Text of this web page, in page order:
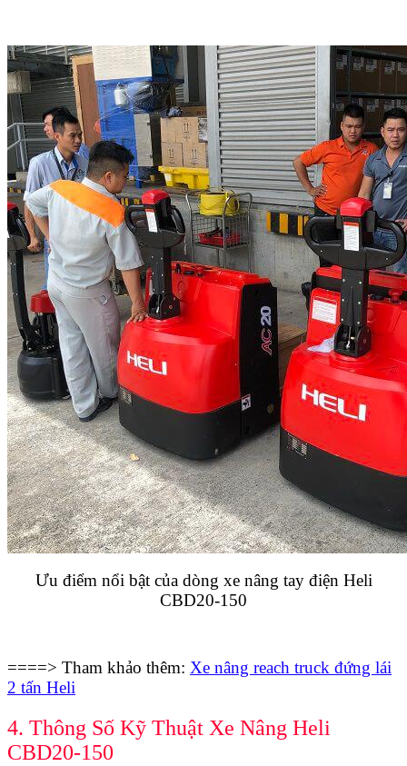
Ưu điểm nổi bật của dòng xe nâng tay điện Heli
CBD20-150
====> Tham khảo thêm: Xe nâng reach truck đứng lái
2 tấn Heli
4. Thông Số Kỹ Thuật Xe Nâng Heli
CBD20-150